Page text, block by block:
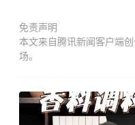
免责声明
本文来自腾讯新闻客户端
场。